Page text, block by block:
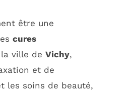
être une
cures
ville de Vichy,
et de
les soins de beauté,